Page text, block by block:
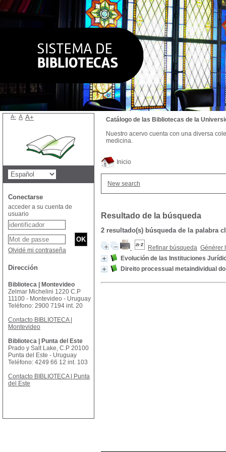
Inicio
New search
Resultado de la búsqueda
2 resultado(s) búsqueda de la palabra
Refinar búsqueda Générer
Evolución de las Instituciones
Direito processual metaindividual
Catálogo de las Bibliotecas de la
Nuestro acervo cuenta con una diversa
medicina.
A- A A+
Conectarse
acceder a su cuenta de
usuario
Olvidé mi contraseña
Dirección
Biblioteca | Montevideo
Zelmar Michelini 1220 C.P
11100 - Montevideo - Uruguay
Teléfono: 2900 7194 int. 20
Contacto BIBLIOTECA |
Montevideo
Biblioteca | Punta del Este
Prado y Salt Lake, C.P 20100
Punta del Este - Uruguay
Teléfono: 4249 66 12 int. 103
Contacto BIBLIOTECA | Punta
del Este